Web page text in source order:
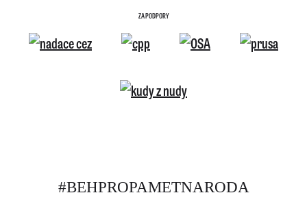
ZA PODPORY
#BEHPROPAMETNARODA